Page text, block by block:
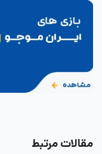
مقالات مرتبط